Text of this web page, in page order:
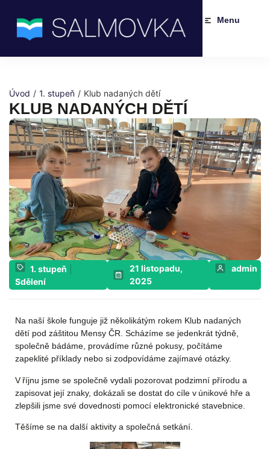
Menu
Úvod / 1. stupeň / Klub nadaných dětí
KLUB NADANÝCH DĚTÍ
1. stupeň
Sdělení
21 listopadu,
2025
admin
Na naší škole funguje již několikátým rokem Klub nadaných
dětí pod záštitou Mensy ČR. Scházíme se jedenkrát týdně,
společně bádáme, provádíme různé pokusy, počítáme
zapeklité příklady nebo si zodpovídáme zajímavé otázky.
V říjnu jsme se společně vydali pozorovat podzimní přírodu a
zapisovat její znaky, dokázali se dostat do cíle v únikové hře a
zlepšili jsme své dovednosti pomocí elektronické stavebnice.
Těšíme se na další aktivity a společná setkání.